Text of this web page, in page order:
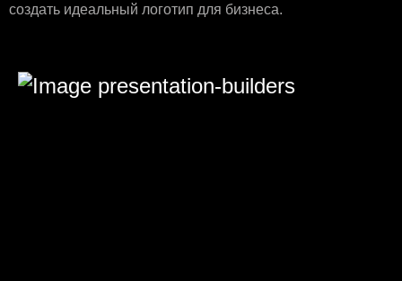
создать идеальный логотип для бизнеса.